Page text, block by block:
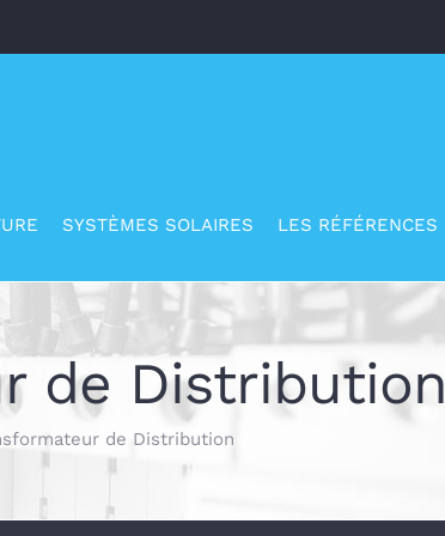
SYSTÈMES SOLAIRES LES RÉFÉRENCES
de Distribution
de Distribution